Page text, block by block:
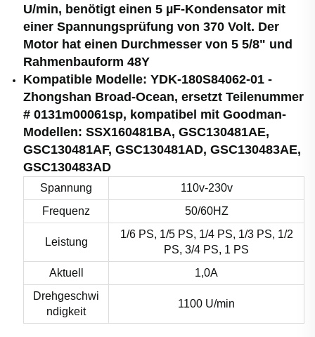
U/min, benötigt einen 5 µF-Kondensator mit
einer Spannungsprüfung von 370 Volt. Der
Motor hat einen Durchmesser von 5 5/8" und
Rahmenbauform 48Y
Kompatible Modelle: YDK-180S84062-01 -
Zhongshan Broad-Ocean, ersetzt Teilenummer
# 0131m00061sp, kompatibel mit Goodman-
Modellen: SSX160481BA, GSC130481AE,
GSC130481AF, GSC130481AD, GSC130483AE,
GSC130483AD
Spannung
110v-230v
Frequenz
50/60HZ
Leistung
1/6 PS, 1/5 PS, 1/4 PS, 1/3 PS, 1/2
PS, 3/4 PS, 1 PS
Aktuell
1,0A
Drehgeschwi
ndigkeit
1100 U/min